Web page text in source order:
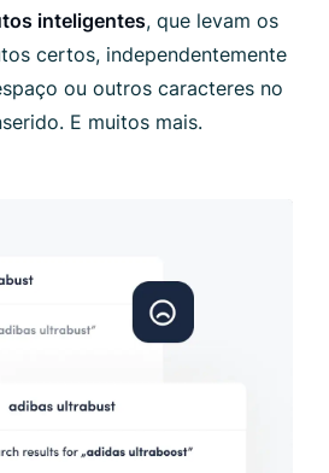
inteligentes, que levam os
certos, independentemente
ou outros caracteres no
E muitos mais.